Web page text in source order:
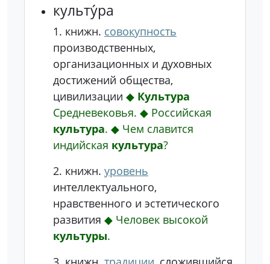
культу́ра
1. книжн. совокупность
производственных,
организационных и духовных
достижений общества,
цивилизации ◆ Культура
Средневековья. ◆ Российская
культура. ◆ Чем славится
индийская культура?
2. книжн. уровень
интеллектуального,
нравственного и эстетического
развития ◆ Человек высокой
культуры.